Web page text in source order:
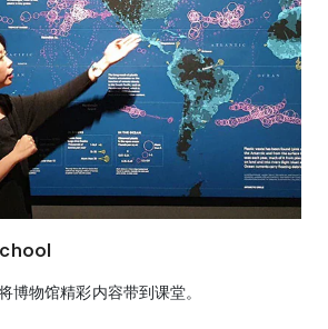
博物馆精彩内容带到课堂。